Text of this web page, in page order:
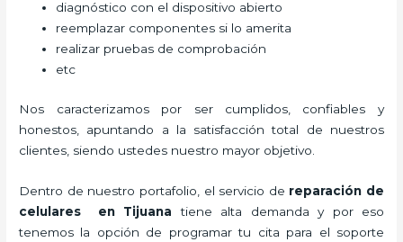
diagnóstico con el dispositivo abierto
reemplazar componentes si lo amerita
realizar pruebas de comprobación
etc
Nos caracterizamos por ser cumplidos, confiables y
honestos, apuntando a la satisfacción total de nuestros
clientes, siendo ustedes nuestro mayor objetivo.
Dentro de nuestro portafolio, el servicio de reparación de
celulares en Tijuana tiene alta demanda y por eso
tenemos la opción de programar tu cita para el soporte